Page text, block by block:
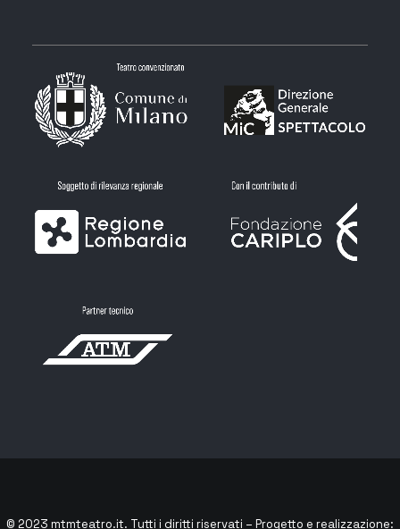
© 2023 mtmteatro.it. Tutti i diritti riservati – Progetto e realizzazione: